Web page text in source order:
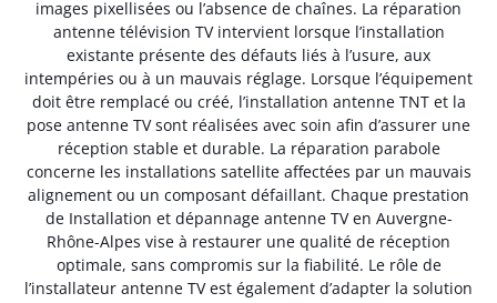
images pixellisées ou l’absence de chaînes. La réparation
antenne télévision TV intervient lorsque l’installation
existante présente des défauts liés à l’usure, aux
intempéries ou à un mauvais réglage. Lorsque l’équipement
doit être remplacé ou créé, l’installation antenne TNT et la
pose antenne TV sont réalisées avec soin afin d’assurer une
réception stable et durable. La réparation parabole
concerne les installations satellite affectées par un mauvais
alignement ou un composant défaillant. Chaque prestation
de Installation et dépannage antenne TV en Auvergne-
Rhône-Alpes vise à restaurer une qualité de réception
optimale, sans compromis sur la fiabilité. Le rôle de
l’installateur antenne TV est également d’adapter la solution